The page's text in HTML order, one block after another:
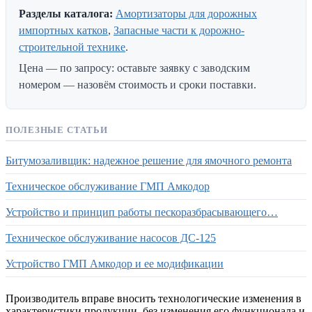
Разделы каталога: Амортизаторы для дорожных
импортных катков, Запасные части к дорожно-
строительной технике.
Цена — по запросу: оставьте заявку с заводским
номером — назовём стоимость и сроки поставки.
ПОЛЕЗНЫЕ СТАТЬИ
Битумозаливщик: надежное решение для ямочного ремонта
Техническое обслуживание ГМП Амкодор
Устройство и принцип работы пескоразбрасывающего…
Техническое обслуживание насосов ДС-125
Устройство ГМП Амкодор и ее модификации
Производитель вправе вносить технологические изменения в